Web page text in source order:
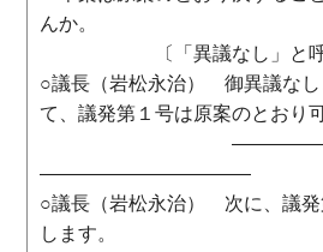
んか。
〔「異議なし」と呼ぶ
○議長（岩松永治） 御異議なし
て、議発第１号は原案のとおり
―――――――――――
○議長（岩松永治） 次に、議発
します。